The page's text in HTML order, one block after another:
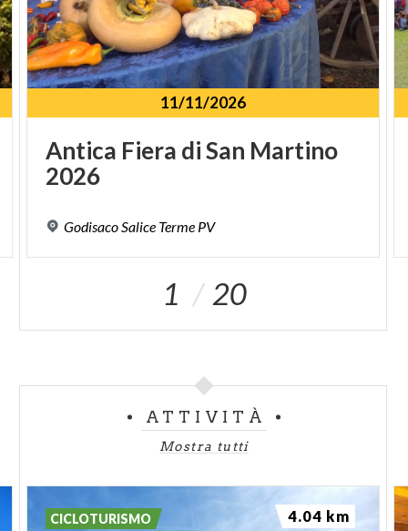
11/11/2026
Antica Fiera diSan Martino
2026
GodisacoSalice Terme PV
1 20
ATTIVITÀ
Mostra tutti
CICLOTURISMO 4.04 km